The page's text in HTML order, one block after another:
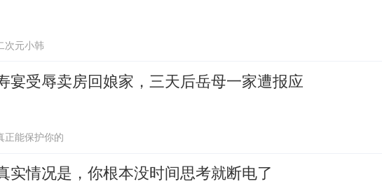
次元小韩
宴受辱卖房回娘家，三天后岳母一家遭报应
正能保护你的
实情况是，你根本没时间思考就断电了